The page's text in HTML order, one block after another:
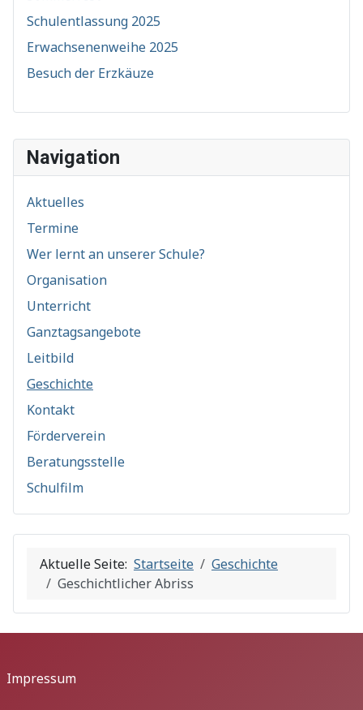
Navigation
Aktuelles
Termine
Wer lernt an unserer Schule?
Organisation
Unterricht
Ganztagsangebote
Leitbild
Geschichte
Kontakt
Förderverein
Beratungsstelle
Schulfilm
Schulentlassung 2025
Erwachsenenweihe 2025
Besuch der Erzkäuze
Aktuelle Seite: Startseite
Geschichte
Geschichtlicher Abriss
Impressum